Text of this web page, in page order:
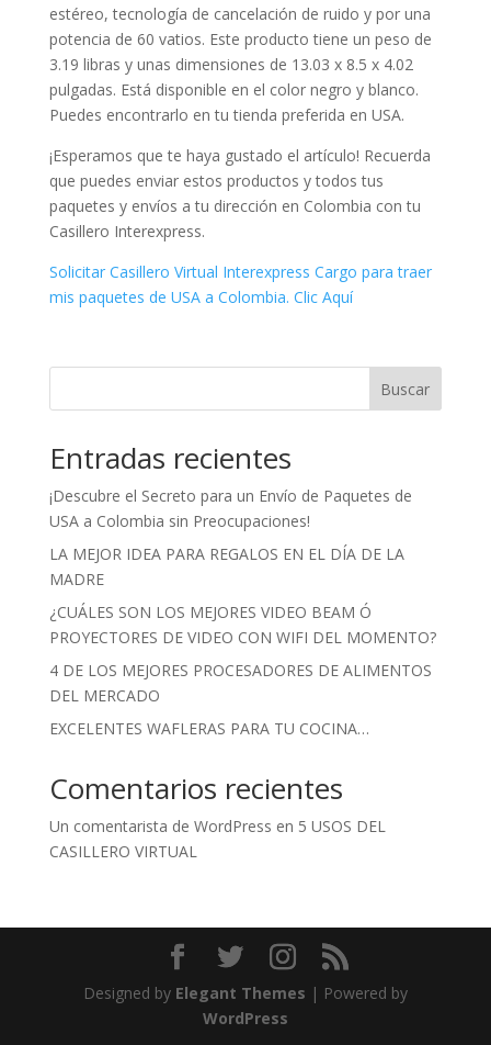
estéreo, tecnología de cancelación de ruido y por una
potencia de 60 vatios. Este producto tiene un peso de
3.19 libras y unas dimensiones de ‎13.03 x 8.5 x 4.02
pulgadas. Está disponible en el color negro y blanco.
Puedes encontrarlo en tu tienda preferida en USA.
¡Esperamos que te haya gustado el artículo! Recuerda
que puedes enviar estos productos y todos tus
paquetes y envíos a tu dirección en Colombia con tu
Casillero Interexpress.
Solicitar Casillero Virtual Interexpress Cargo para traer
mis paquetes de USA a Colombia. Clic Aquí
Buscar
Entradas recientes
¡Descubre el Secreto para un Envío de Paquetes de
USA a Colombia sin Preocupaciones!
LA MEJOR IDEA PARA REGALOS EN EL DÍA DE LA
MADRE
¿CUÁLES SON LOS MEJORES VIDEO BEAM Ó
PROYECTORES DE VIDEO CON WIFI DEL MOMENTO?
4 DE LOS MEJORES PROCESADORES DE ALIMENTOS
DEL MERCADO
EXCELENTES WAFLERAS PARA TU COCINA…
Comentarios recientes
Un comentarista de WordPress en 5 USOS DEL
CASILLERO VIRTUAL
Designed by Elegant Themes | Powered by
WordPress